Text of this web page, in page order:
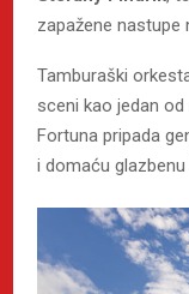
zapažene
Tamburaški
sceni kao jedan
Fortuna pripada
i domaću glazbenu